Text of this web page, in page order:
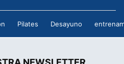
Pilates Desayuno